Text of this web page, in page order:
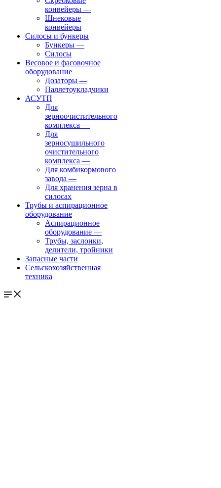
конвейеры —
Шнековые
конвейеры
Силосы и бункеры
Бункеры —
Силосы
Весовое и фасовочное
оборудование
Дозаторы —
Паллетоукладчики
АСУТП
Для
зерноочистительного
комплекса —
Для
зерносушильного
очистительного
комплекса —
Для комбикормового
завода —
Для хранения зерна в
силосах
Трубы и аспирационное
оборудование
Аспирационное
оборудование —
Трубы, заслонки,
делители, тройники
Запасные части
Сельскохозяйственная
техника